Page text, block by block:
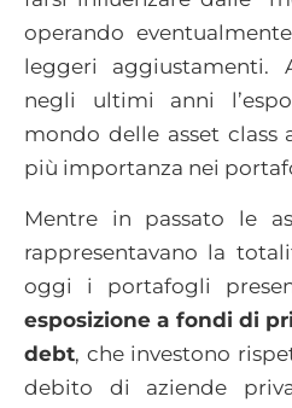
operando
leggeri aggiustamenti.
negli ultimi anni
mondo delle asset class
più importanza nei
Mentre in passato le
rappresentavano la
oggi i portafogli
esposizione a fondi di
debt, che investono
debito di aziende